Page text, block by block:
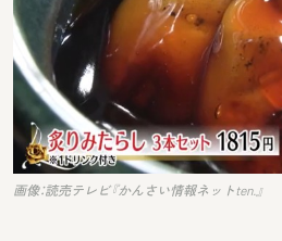
画像：読売テレビ『かんさい情報ネットten.』